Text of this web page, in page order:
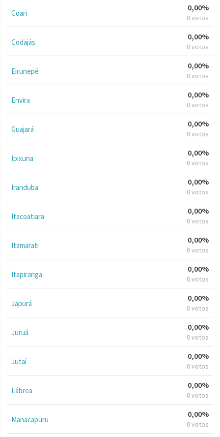
Coari
0,00%
0 votos
Codajás
0,00%
0 votos
Eirunepé
0,00%
0 votos
Envira
0,00%
0 votos
Guajará
0,00%
0 votos
Ipixuna
0,00%
0 votos
Iranduba
0,00%
0 votos
Itacoatiara
0,00%
0 votos
Itamarati
0,00%
0 votos
Itapiranga
0,00%
0 votos
Japurá
0,00%
0 votos
Juruá
0,00%
0 votos
Jutaí
0,00%
0 votos
Lábrea
0,00%
0 votos
Manacapuru
0,00%
0 votos